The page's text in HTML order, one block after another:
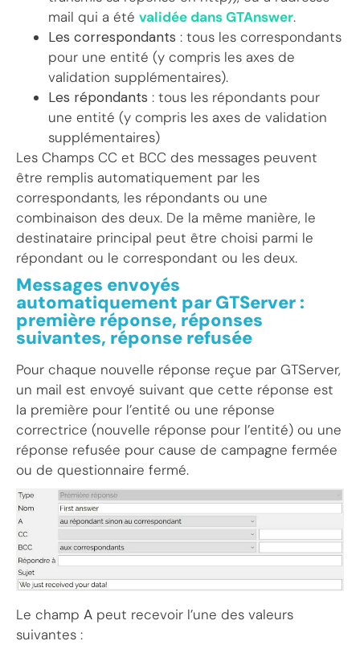
mail qui a été validée dans GTAnswer.
Les correspondants : tous les correspondants
pour une entité (y compris les axes de
validation supplémentaires).
Les répondants : tous les répondants pour
une entité (y compris les axes de validation
supplémentaires)
Les Champs CC et BCC des messages peuvent
être remplis automatiquement par les
correspondants, les répondants ou une
combinaison des deux. De la même manière, le
destinataire principal peut être choisi parmi le
répondant ou le correspondant ou les deux.
Messages envoyés
automatiquement par GTServer :
première réponse, réponses
suivantes, réponse refusée
Pour chaque nouvelle réponse reçue par GTServer,
un mail est envoyé suivant que cette réponse est
la première pour l’entité ou une réponse
correctrice (nouvelle réponse pour l’entité) ou une
réponse refusée pour cause de campagne fermée
ou de questionnaire fermé.
Le champ A peut recevoir l’une des valeurs
suivantes :